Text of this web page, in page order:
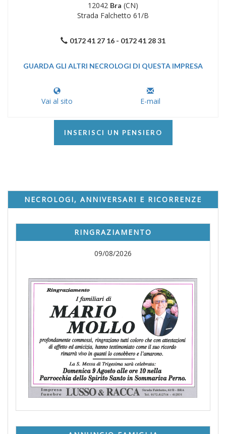
12042 Bra (CN)
Strada Falchetto 61/B
0172 41 27 16 - 0172 41 28 31
GUARDA GLI ALTRI NECROLOGI DI QUESTA IMPRESA
Vai al sito E-mail
INSERISCI UN PENSIERO
NECROLOGI, ANNIVERSARI E RICORRENZE
RINGRAZIAMENTO
09/08/2026